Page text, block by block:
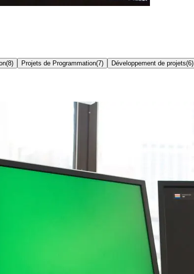
(8) Projets de Programmation(7) Développement de projets(6)